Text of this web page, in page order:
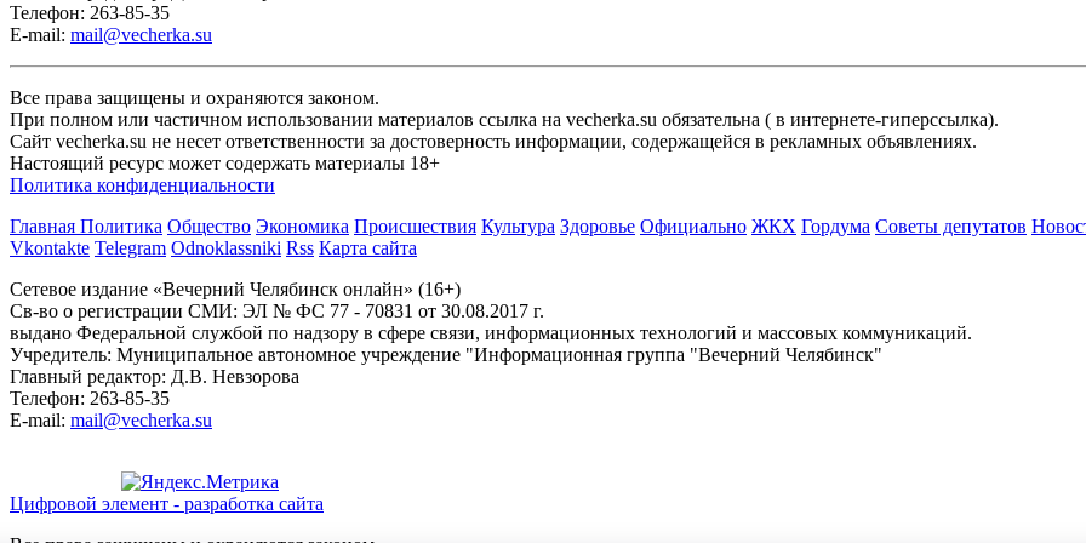
Телефон: 263-85-35
E-mail: mail@vecherka.su
Все права защищены и охраняются законом.
При полном или частичном использовании материалов ссылка на vecherka.su обязательна ( в интернете-гиперссылка).
Сайт vecherka.su не несет ответственности за достоверность информации, содержащейся в рекламных объявлениях.
Настоящий ресурс может содержать материалы 18+
Политика конфиденциальности
Главная Политика Общество Экономика Происшествия Культура Здоровье Официально ЖКХ Гордума Советы депутатов
Vkontakte Telegram Odnoklassniki Rss Карта сайта
Сетевое издание «Вечерний Челябинск онлайн» (16+)
Cв-во о регистрации СМИ: ЭЛ № ФС 77 - 70831 от 30.08.2017 г.
выдано Федеральной службой по надзору в сфере связи, информационных технологий и массовых коммуникаций.
Учредитель: Муниципальное автономное учреждение "Информационная группа "Вечерний Челябинск"
Главный редактор: Д.В. Невзорова
Телефон: 263-85-35
E-mail: mail@vecherka.su
Цифровой элемент - разработка сайта